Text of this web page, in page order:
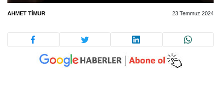
AHMET TIMUR 23 Temmuz 2024